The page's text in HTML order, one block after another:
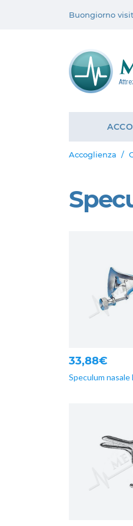
Buongiorno
Accoglienza
33,88€
Speculum nasale